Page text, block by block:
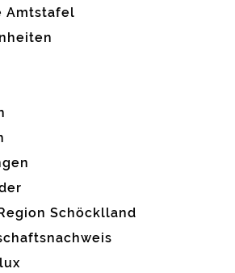
Amtstafel
Schöcklland